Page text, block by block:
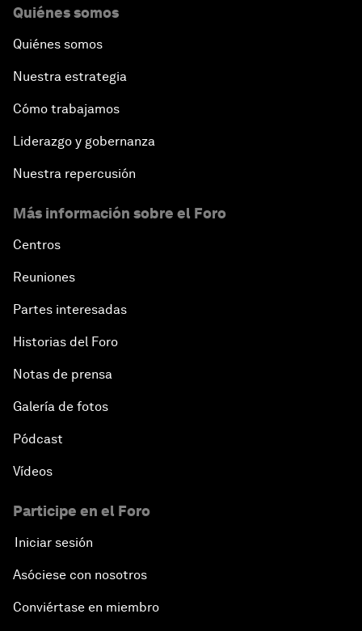
Quiénes somos
Quiénes somos
Nuestra estrategia
Cómo trabajamos
Liderazgo y gobernanza
Nuestra repercusión
Más información sobre el Foro
Centros
Reuniones
Partes interesadas
Historias del Foro
Notas de prensa
Galería de fotos
Pódcast
Vídeos
Participe en el Foro
Iniciar sesión
Asóciese con nosotros
Conviértase en miembro